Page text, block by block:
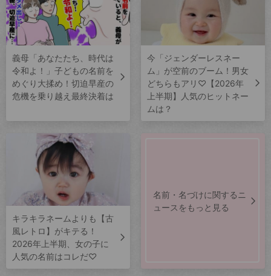
義母「あなたたち、時代は
令和よ！」子どもの名前を
めぐり大揉め！切迫早産の
危機を乗り越え最終決着は
今「ジェンダーレスネー
ム」が空前のブーム！男女
どちらもアリ♡【2026年
上半期】人気のヒットネー
ムは？
キラキラネームよりも【古
風レトロ】がキテる！
2026年上半期、女の子に
人気の名前はコレだ♡
名前・名づけに関するニ
ュースをもっと見る